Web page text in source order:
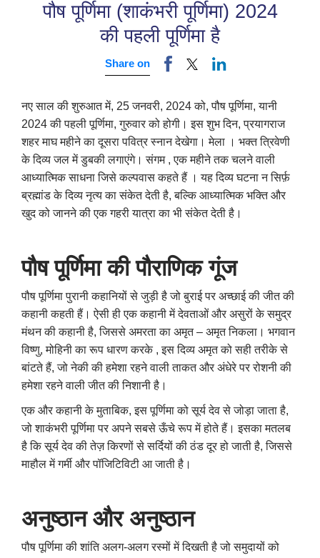
पौष पूर्णिमा (शाकंभरी पूर्णिमा) 2024
की पहली पूर्णिमा है
Share on
नए साल की शुरुआत में, 25 जनवरी, 2024 को, पौष पूर्णिमा, यानी
2024 की पहली पूर्णिमा, गुरुवार को होगी। इस शुभ दिन, प्रयागराज
शहर माघ महीने का दूसरा पवित्र स्नान देखेगा। मेला । भक्त त्रिवेणी
के दिव्य जल में डुबकी लगाएंगे। संगम , एक महीने तक चलने वाली
आध्यात्मिक साधना जिसे कल्पवास कहते हैं । यह दिव्य घटना न सिर्फ़
ब्रह्मांड के दिव्य नृत्य का संकेत देती है, बल्कि आध्यात्मिक भक्ति और
खुद को जानने की एक गहरी यात्रा का भी संकेत देती है।
पौष पूर्णिमा की पौराणिक गूंज
पौष पूर्णिमा पुरानी कहानियों से जुड़ी है जो बुराई पर अच्छाई की जीत की
कहानी कहती हैं। ऐसी ही एक कहानी में देवताओं और असुरों के समुद्र
मंथन की कहानी है, जिससे अमरता का अमृत – अमृत निकला। भगवान
विष्णु, मोहिनी का रूप धारण करके , इस दिव्य अमृत को सही तरीके से
बांटते हैं, जो नेकी की हमेशा रहने वाली ताकत और अंधेरे पर रोशनी की
हमेशा रहने वाली जीत की निशानी है।
एक और कहानी के मुताबिक, इस पूर्णिमा को सूर्य देव से जोड़ा जाता है,
जो शाकंभरी पूर्णिमा पर अपने सबसे ऊँचे रूप में होते हैं। इसका मतलब
है कि सूर्य देव की तेज़ किरणों से सर्दियों की ठंड दूर हो जाती है, जिससे
माहौल में गर्मी और पॉजिटिविटी आ जाती है।
अनुष्ठान और अनुष्ठान
पौष पूर्णिमा की शांति अलग-अलग रस्मों में दिखती है जो समुदायों को